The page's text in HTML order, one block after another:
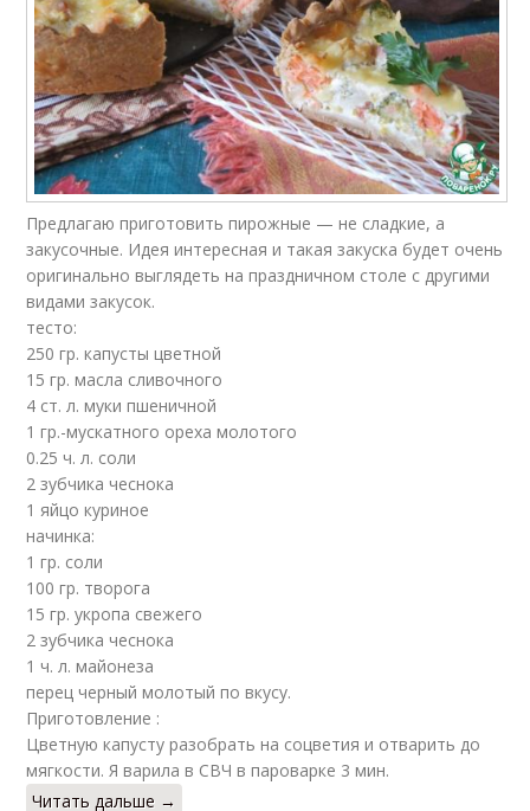
Предлагаю приготовить пирожные — не сладкие, а
закусочные. Идея интересная и такая закуска будет очень
оригинально выглядеть на праздничном столе с другими
видами закусок.
тесто:
250 гр. капусты цветной
15 гр. масла сливочного
4 ст. л. муки пшеничной
1 гр.-мускатного ореха молотого
0.25 ч. л. соли
2 зубчика чеснока
1 яйцо куриное
начинка:
1 гр. соли
100 гр. творога
15 гр. укропa свежего
2 зубчика чеснока
1 ч. л. майонеза
перец черный молотый по вкусу.
Приготовление :
Цветную капусту разобрать на соцветия и отварить до
мягкости. Я варила в СВЧ в пароварке 3 мин.
Читать дальше →